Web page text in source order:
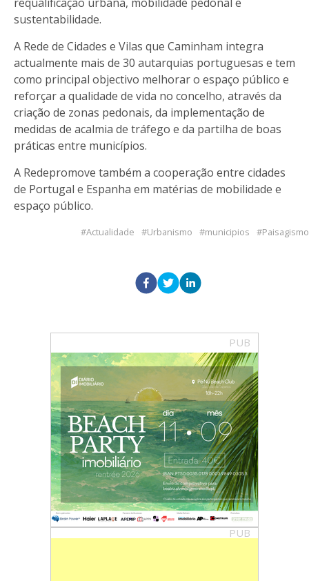
sustentabilidade.
A Rede de Cidades e Vilas que Caminham integra
actualmente mais de 30 autarquias portuguesas e tem
como principal objectivo melhorar o espaço público e
reforçar a qualidade de vida no concelho, através da
criação de zonas pedonais, da implementação de
medidas de acalmia de tráfego e da partilha de boas
práticas entre municípios.
A Redepromove também a cooperação entre cidades
de Portugal e Espanha em matérias de mobilidade e
espaço público.
Actualidade Urbanismo municipios Paisagismo
PUB
PUB